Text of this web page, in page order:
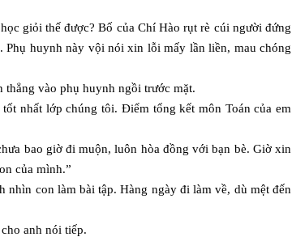
giỏi thế được? Bố của Chí Hào rụt rè cúi người đứng
huynh này vội nói xin lỗi mấy lần liền, mau chóng
vào phụ huynh ngồi trước mặt.
nhất lớp chúng tôi. Điểm tổng kết môn Toán của em
bao giờ đi muộn, luôn hòa đồng với bạn bè. Giờ xin
của mình.”
con làm bài tập. Hàng ngày đi làm về, dù mệt đến
anh nói tiếp.